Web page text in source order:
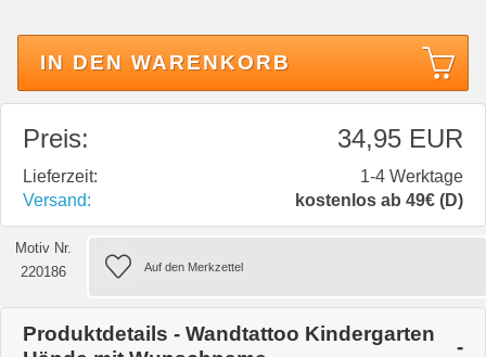
IN DEN WARENKORB
Preis: 34,95 EUR
Lieferzeit:
1-4 Werktage
Versand:
kostenlos ab 49€ (D)
Motiv Nr.
220186
Produktdetails - Wandtattoo Kindergarten